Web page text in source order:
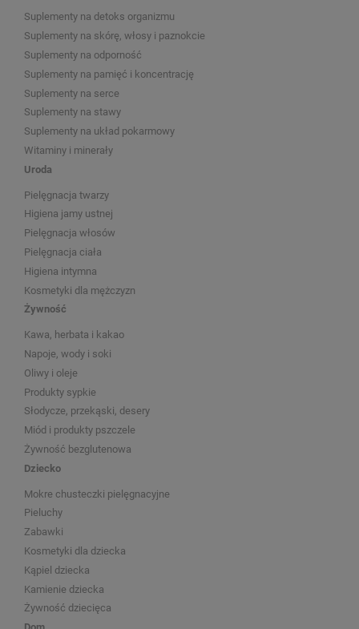
Suplementy na detoks organizmu
Suplementy na skórę, włosy i paznokcie
Suplementy na odporność
Suplementy na pamięć i koncentrację
Suplementy na serce
Suplementy na stawy
Suplementy na układ pokarmowy
Witaminy i minerały
Uroda
Pielęgnacja twarzy
Higiena jamy ustnej
Pielęgnacja włosów
Pielęgnacja ciała
Higiena intymna
Kosmetyki dla mężczyzn
Żywność
Kawa, herbata i kakao
Napoje, wody i soki
Oliwy i oleje
Produkty sypkie
Słodycze, przekąski, desery
Miód i produkty pszczele
Żywność bezglutenowa
Dziecko
Mokre chusteczki pielęgnacyjne
Pieluchy
Zabawki
Kosmetyki dla dziecka
Kąpiel dziecka
Kamienie dziecka
Żywność dziecięca